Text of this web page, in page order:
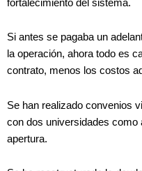
fortalecimiento del sistema.
Si antes se pagaba un
la operación, ahora todo es
contrato, menos los costos
Se han realizado convenios
con dos universidades como
apertura.